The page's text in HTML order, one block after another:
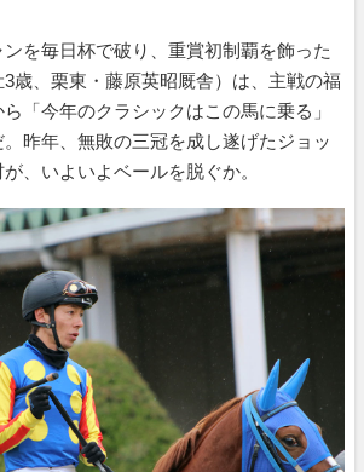
を毎日杯で破り、重賞初制覇を飾った
歳、栗東・藤原英昭厩舎）は、主戦の福
「今年のクラシックはこの馬に乗る」
昨年、無敗の三冠を成し遂げたジョッ
、いよいよベールを脱ぐか。